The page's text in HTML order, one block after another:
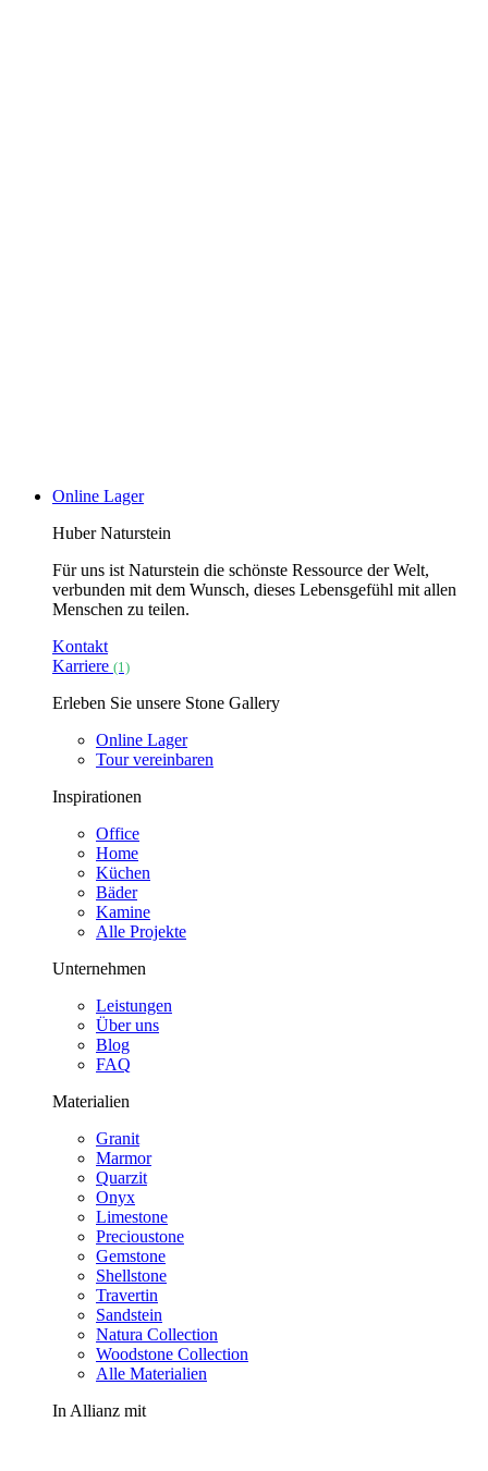
Online Lager
Huber Naturstein
Für uns ist Naturstein die schönste Ressource der Welt,
verbunden mit dem Wunsch, dieses Lebensgefühl mit allen
Menschen zu teilen.
Kontakt
Karriere (1)
Erleben Sie unsere Stone Gallery
Online Lager
Tour vereinbaren
Inspirationen
Office
Home
Küchen
Bäder
Kamine
Alle Projekte
Unternehmen
Leistungen
Über uns
Blog
FAQ
Materialien
Granit
Marmor
Quarzit
Onyx
Limestone
Precioustone
Gemstone
Shellstone
Travertin
Sandstein
Natura Collection
Woodstone Collection
Alle Materialien
In Allianz mit